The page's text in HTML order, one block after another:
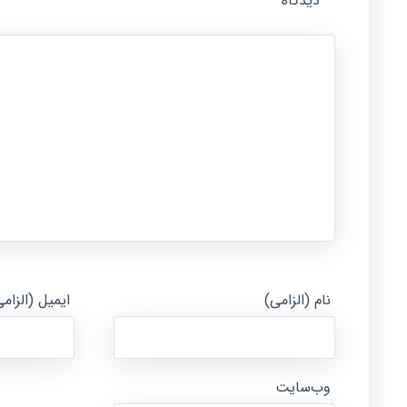
نام (الزامی) ایمیل
وب‌سایت